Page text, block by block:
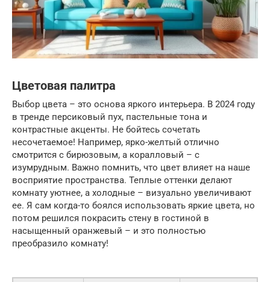
Цветовая палитра
Выбор цвета – это основа яркого интерьера. В 2024 году
в тренде персиковый пух, пастельные тона и
контрастные акценты. Не бойтесь сочетать
несочетаемое! Например, ярко-желтый отлично
смотрится с бирюзовым, а коралловый – с
изумрудным. Важно помнить, что цвет влияет на наше
восприятие пространства. Теплые оттенки делают
комнату уютнее, а холодные – визуально увеличивают
ее. Я сам когда-то боялся использовать яркие цвета, но
потом решился покрасить стену в гостиной в
насыщенный оранжевый – и это полностью
преобразило комнату!